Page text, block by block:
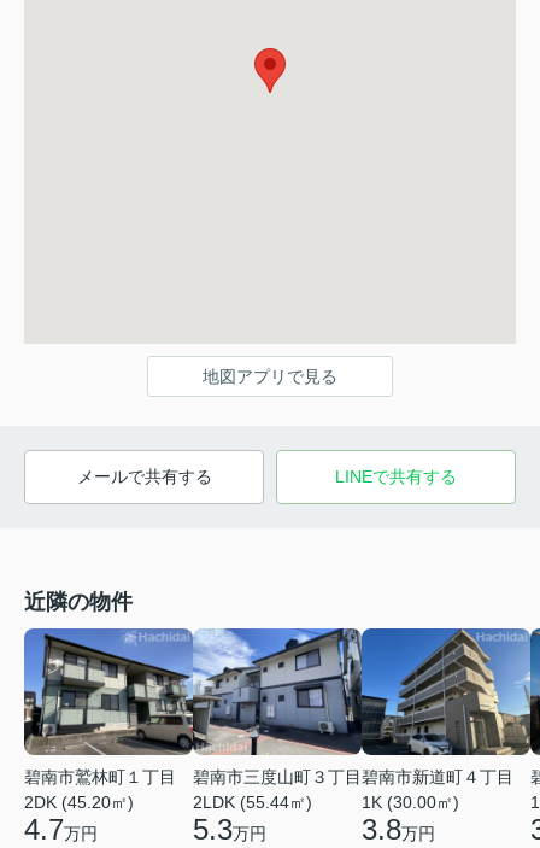
地図アプリで見る
メールで共有する LINEで共有する
近隣の物件
碧南市鷲林町１丁目
2DK (45.20㎡)
4.7万円
碧南市三度山町３丁目
2LDK (55.44㎡)
5.3万円
碧南市新道町４丁目
1K (30.00㎡)
3.8万円